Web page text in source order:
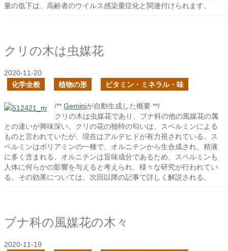
量の低下は、高齢者のウイルス感染重症化と関連付けられます。
クリの木は虫媒花
2020-11-20
化学全般
植物の形 ビタミン・ミネラル・味
/** Geminiが自動生成した概要 **/
クリの木は虫媒花であり、ブナ科の他の風媒花の属
との違いが興味深い。クリの花の独特の匂いは、スペルミンによる
ものと言われていたが、現在はアルデヒドが有力視されている。ス
ペルミンはポリアミンの一種で、オルニチンから生合成され、精液
に多く含まれる。オルニチンは旨味成分であるため、スペルミンも
人体に何らかの影響を与えると考えられ、様々な研究が行われてい
る。その効果については、次回以降の記事で詳しく解説される。
ブナ科の風媒花の木々
2020-11-19